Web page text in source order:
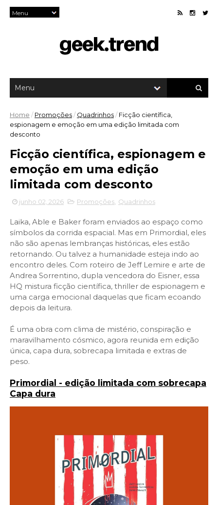
Home / Promoções/ Quadrinhos/ Ficção científica,
espionagem e emoção em uma edição limitada com
desconto
Ficção científica, espionagem e
emoção em uma edição
limitada com desconto
junho 02, 2026 Promoções Quadrinhos
Laika, Able e Baker foram enviados ao espaço como
símbolos da corrida espacial. Mas em Primordial, eles
não são apenas lembranças históricas, eles estão
retornando. Ou talvez a humanidade esteja indo ao
encontro deles. Com roteiro de Jeff Lemire e arte de
Andrea Sorrentino, dupla vencedora do Eisner, essa
HQ mistura ficção científica, thriller de espionagem e
uma carga emocional daquelas que ficam ecoando
depois da leitura.
É uma obra com clima de mistério, conspiração e
maravilhamento cósmico, agora reunida em edição
única, capa dura, sobrecapa limitada e extras de
peso.
Primordial - edição limitada com sobrecapa
Capa dura